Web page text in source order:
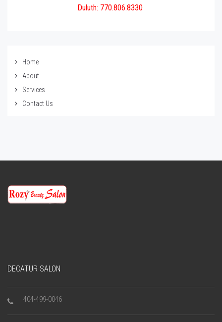
Duluth: 770.806.8330
Home
About
Services
Contact Us
DECATUR SALON
404-499-0046